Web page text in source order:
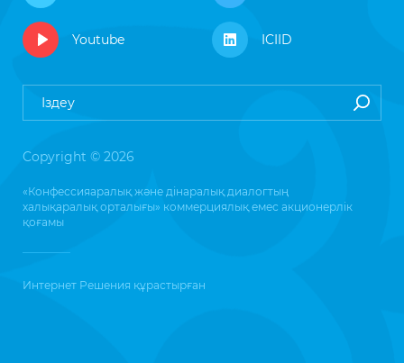
Youtube ICIID
Copyright © 2026
«Конфессияаралық және дінаралық диалогтың
халықаралық орталығы» коммерциялық емес акционерлік
қоғамы
Интернет Решения құрастырған